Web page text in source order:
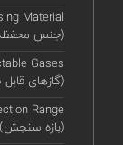
Material
(جنس محفظه سنسور)
Gases
(گازهای قابل سنجش)
Range
(بازه سنجش)